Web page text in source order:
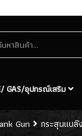
GAS/อุปกรณ์เสริม
Gun กระสุนแบล๊